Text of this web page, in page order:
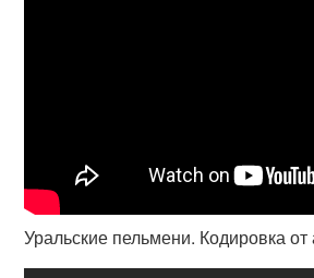
Уральские пельмени. Кодировка от